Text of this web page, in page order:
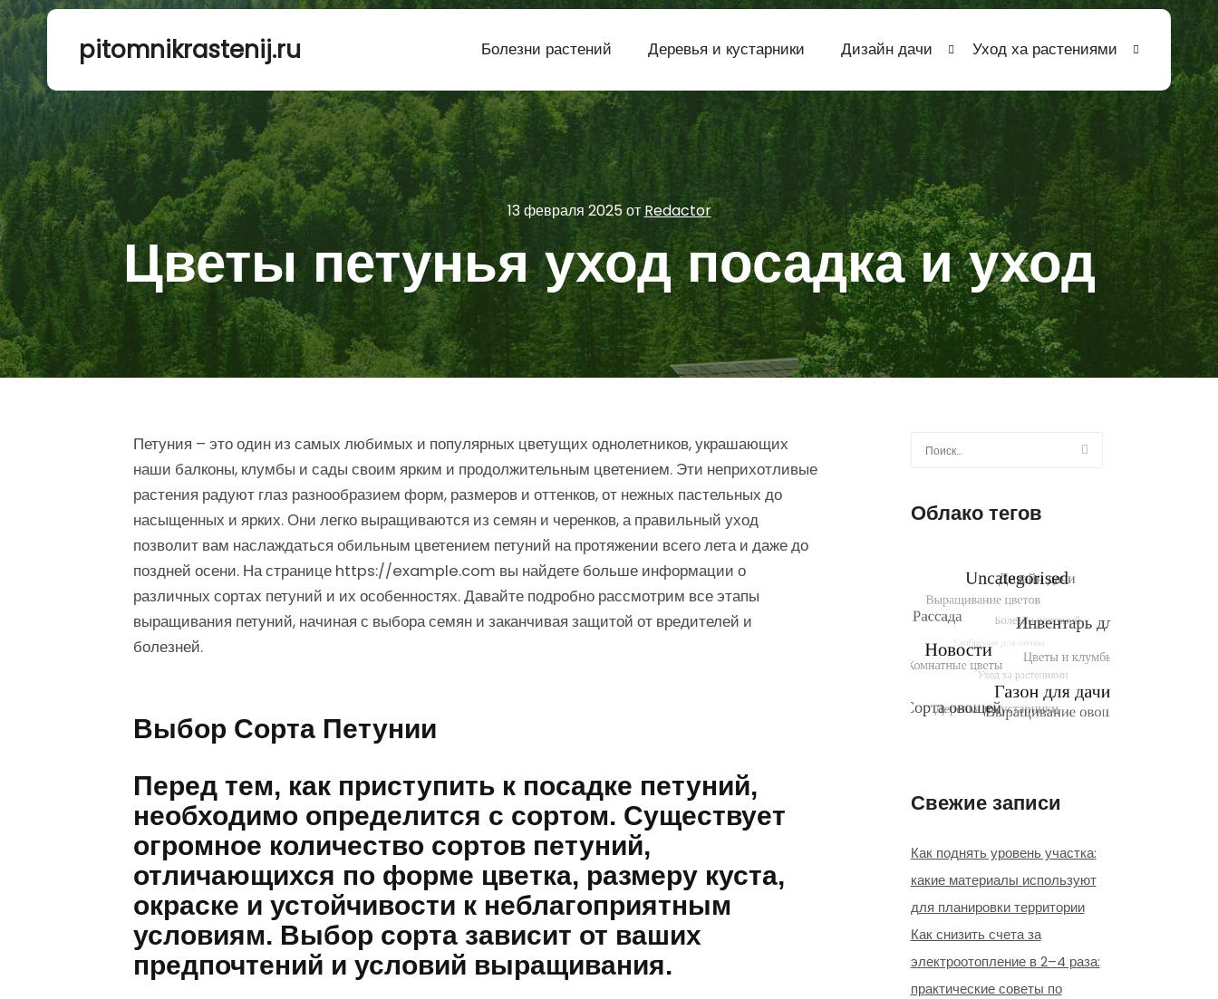
pitomnikrastenij.ru Болезни растений Деревья и кустарники Дизайн дачи Уход ха растениями
13 февраля 2025от Redactor
Цветы петунья уход посадка и уход
Петуния – это один из самых любимых и популярных цветущих однолетников, украшающих
наши балконы, клумбы и сады своим ярким и продолжительным цветением. Эти неприхотливые
растения радуют глаз разнообразием форм, размеров и оттенков, от нежных пастельных до
насыщенных и ярких. Они легко выращиваются из семян и черенков, а правильный уход
позволит вам наслаждаться обильным цветением петуний на протяжении всего лета и даже до
поздней осени. На странице https://example.com вы найдете больше информации о
различных сортах петуний и их особенностях. Давайте подробно рассмотрим все этапы
выращивания петуний, начиная с выбора семян и заканчивая защитой от вредителей и
болезней.
Выбор Сорта Петунии
Перед тем, как приступить к посадке петуний,
необходимо определится с сортом. Существует
огромное количество сортов петуний,
отличающихся по форме цветка, размеру куста,
окраске и устойчивости к неблагоприятным
условиям. Выбор сорта зависит от ваших
предпочтений и условий выращивания.
Найти:
Облако тегов
Свежие записи
Как поднять уровень участка:
какие материалы используют
для планировки территории
Как снизить счета за
электроотопление в 2–4 раза:
практические советы по